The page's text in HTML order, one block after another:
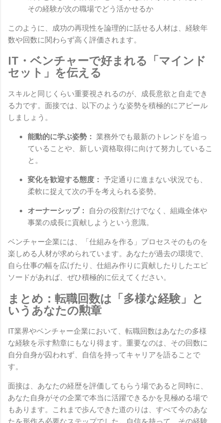
その経験が次の職場でどう活かせるか
このように、成功の再現性を論理的に話せる人材は、経験年
数や回数に関わらず高く評価されます。
IT・ベンチャーで好まれる「マインド
セット」を伝える
スキルと同じくらい重要視されるのが、成長意欲と自走でき
る力です。面接では、以下のような姿勢を積極的にアピール
しましょう。
能動的に学ぶ姿勢： 業務外でも最新のトレンドを追っ
ていることや、新しい資格取得に向けて努力しているこ
と。
変化を歓迎する態度： 予定通りに進まない状況でも、
柔軟に捉えて次の手を考えられる姿勢。
オーナーシップ：
自分の役割だけでなく、組織全体や
事業の成長に貢献しようという意識。
ベンチャー企業には、「仕組みを作る」プロセスそのものを
楽しめる人材が求められています。あなたが過去の環境で、
自ら仕事の幅を広げたり、仕組み作りに貢献したりしたエピ
ソードがあれば、ぜひ積極的に伝えてください。
まとめ：転職回数は「多様な経験」と
いうあなたの勲章
IT業界やベンチャー企業において、転職回数はあなたの多様
な経験を示す勲章にもなり得ます。重要なのは、その回数に
自分自身が囚われず、自信を持ってキャリアを語ることで
す。
面接は、あなたの経歴を評価してもらう場であると同時に、
あなた自身がその企業で本当に活躍できるかを見極める場で
もあります。これまで歩んできた道のりは、すべて今のあな